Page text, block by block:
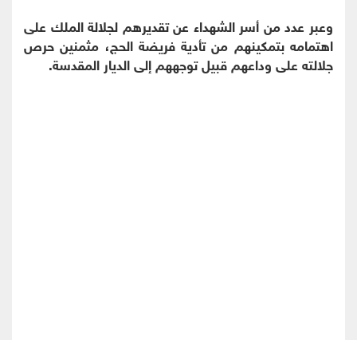
وعبر عدد من أسر الشهداء عن تقديرهم لجلالة الملك على
اهتمامه بتمكينهم من تأدية فريضة الحج، مثمنين حرص
جلالته على وداعهم قبيل توجههم إلى الديار المقدسة.